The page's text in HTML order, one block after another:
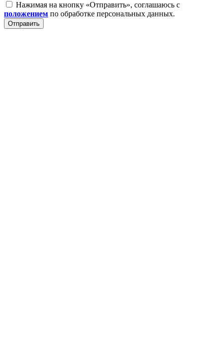
Нажимая на кнопку «Отправить», соглашаюсь с
положением по обработке персональных данных.
Отправить